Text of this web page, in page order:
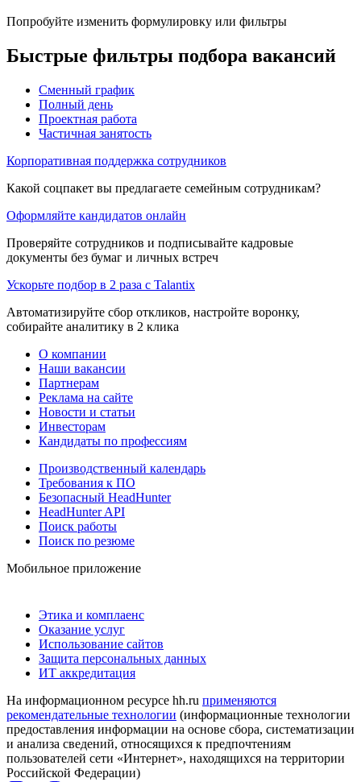
Попробуйте изменить формулировку или фильтры
Быстрые фильтры подбора вакансий
Сменный график
Полный день
Проектная работа
Частичная занятость
Корпоративная поддержка сотрудников
Какой соцпакет вы предлагаете семейным сотрудникам?
Оформляйте кандидатов онлайн
Проверяйте сотрудников и подписывайте кадровые
документы без бумаг и личных встреч
Ускорьте подбор в 2 раза с Talantix
Автоматизируйте сбор откликов, настройте воронку,
собирайте аналитику в 2 клика
О компании
Наши вакансии
Партнерам
Реклама на сайте
Новости и статьи
Инвесторам
Кандидаты по профессиям
Производственный календарь
Требования к ПО
Безопасный HeadHunter
HeadHunter API
Поиск работы
Поиск по резюме
Мобильное приложение
Этика и комплаенс
Оказание услуг
Использование сайтов
Защита персональных данных
ИТ аккредитация
На информационном ресурсе hh.ru применяются
рекомендательные технологии (информационные технологии
предоставления информации на основе сбора, систематизации
и анализа сведений, относящихся к предпочтениям
пользователей сети «Интернет», находящихся на территории
Российской Федерации)